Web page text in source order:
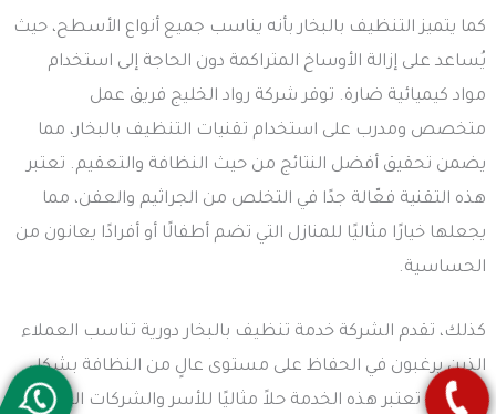
كما يتميز التنظيف بالبخار بأنه يناسب جميع أنواع الأسطح، حيث
يُساعد على إزالة الأوساخ المتراكمة دون الحاجة إلى استخدام
مواد كيميائية ضارة. توفر شركة رواد الخليج فريق عمل
متخصص ومدرب على استخدام تقنيات التنظيف بالبخار، مما
يضمن تحقيق أفضل النتائج من حيث النظافة والتعقيم. تعتبر
هذه التقنية فعّالة جدًا في التخلص من الجراثيم والعفن، مما
يجعلها خيارًا مثاليًا للمنازل التي تضم أطفالًا أو أفرادًا يعانون من
الحساسية.
كذلك، تقدم الشركة خدمة تنظيف بالبخار دورية تناسب العملاء
الذين يرغبون في الحفاظ على مستوى عالٍ من النظافة بشكل
مستمر. تعتبر هذه الخدمة حلاً مثاليًا للأسر والشركات التي